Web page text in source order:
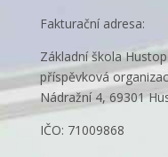
Fakturační adresa:
Základní škola
příspěvková
Nádražní 4, 69301
IČO: 71009868